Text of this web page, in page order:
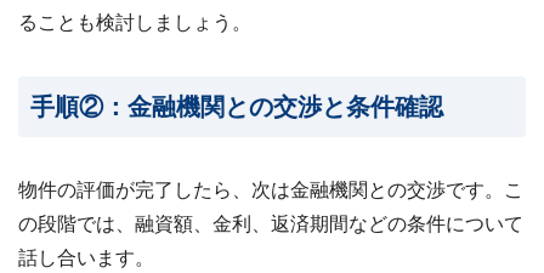
ることも検討しましょう。
手順②：金融機関との交渉と条件確認
物件の評価が完了したら、次は金融機関との交渉です。こ
の段階では、融資額、金利、返済期間などの条件について
話し合います。